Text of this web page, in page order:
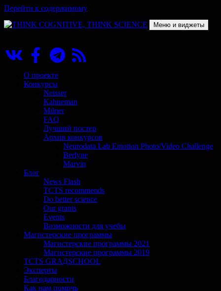
Перейти к содержимому
Меню и виджеты
О проекте
Конкурсы
Neisser
Kahneman
Milner
FAQ
Лучший постер
Архив конкурсов
Neurodata Lab Emotion Photo/Video Challenge
Berlyne
Marvin
Блог
News Flash
TCTS recommends
Do better science
Our grants
Events
Возможности для учебы
Магистерские программы
Магистерские программы 2021
Магистерские программы 2019
TCTS GRАДSCHOOL
Эксперты
Благодарности
Как нам помочь